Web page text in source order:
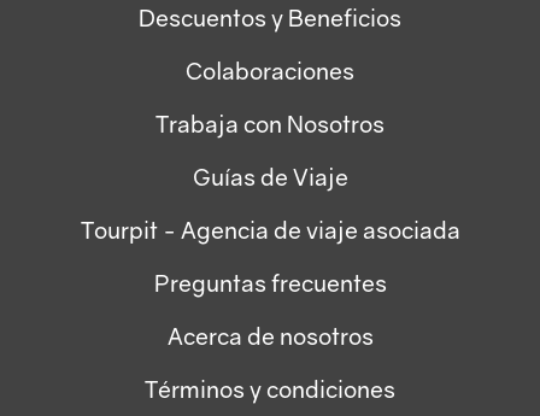
Descuentos y Beneficios
Colaboraciones
Trabaja con Nosotros
Guías de Viaje
Tourpit - Agencia de viaje asociada
Preguntas frecuentes
Acerca de nosotros
Términos y condiciones